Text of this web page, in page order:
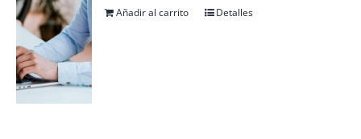
Añadir al carrito Detalles